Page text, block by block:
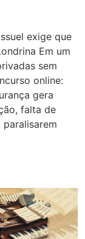
exige que
Em um
sem
online:
gera
falta de
paralisarem